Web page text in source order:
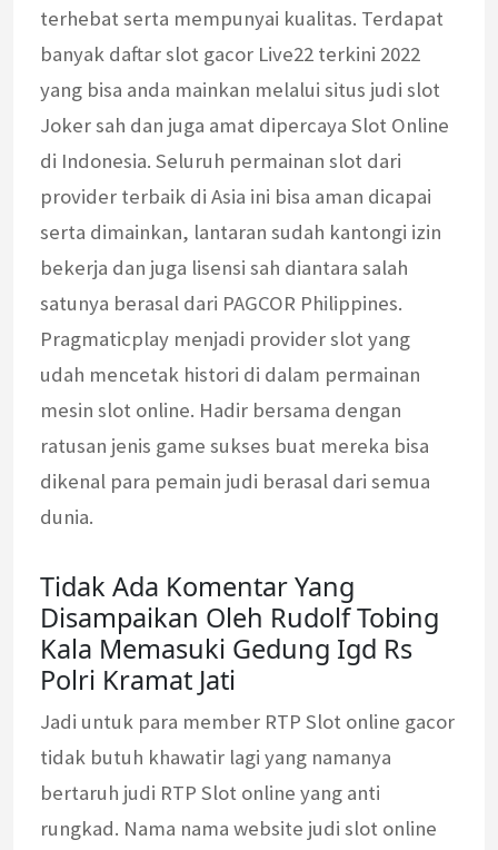
terhebat serta mempunyai kualitas. Terdapat
banyak daftar slot gacor Live22 terkini 2022
yang bisa anda mainkan melalui situs judi slot
Joker sah dan juga amat dipercaya Slot Online
di Indonesia. Seluruh permainan slot dari
provider terbaik di Asia ini bisa aman dicapai
serta dimainkan, lantaran sudah kantongi izin
bekerja dan juga lisensi sah diantara salah
satunya berasal dari PAGCOR Philippines.
Pragmaticplay menjadi provider slot yang
udah mencetak histori di dalam permainan
mesin slot online. Hadir bersama dengan
ratusan jenis game sukses buat mereka bisa
dikenal para pemain judi berasal dari semua
dunia.
Tidak Ada Komentar Yang
Disampaikan Oleh Rudolf Tobing
Kala Memasuki Gedung Igd Rs
Polri Kramat Jati
Jadi untuk para member RTP Slot online gacor
tidak butuh khawatir lagi yang namanya
bertaruh judi RTP Slot online yang anti
rungkad. Nama nama website judi slot online